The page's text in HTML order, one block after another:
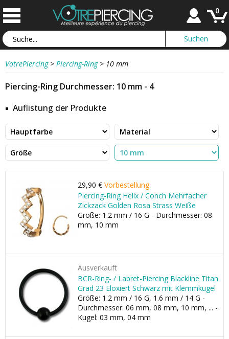
0
VotrePiercing > Piercing-Ring > 10 mm
Piercing-Ring Durchmesser: 10 mm - 4
Auflistung der Produkte
29,90 € Vorbestellung
Piercing-Ring Helix / Conch Mehrfacher
Zickzack Golden Rosa Strass Weiße
Größe: 1.2 mm / 16 G - Durchmesser: 08
mm, 10 mm
Ausverkauft
BCR-Ring- / Labret-Piercing Blackline Titan
Grad 23 Eloxiert Schwarz mit Klemmkugel
Größe: 1.2 mm / 16 G, 1.6 mm / 14 G -
Durchmesser: 06 mm, 08 mm, 10 mm, ... -
Kugel: 03 mm, 04 mm